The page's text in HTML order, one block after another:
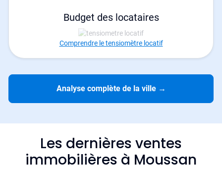
Budget des locataires
Comprendre le tensiomètre locatif
Analyse complète de la ville →
Les dernières ventes
immobilières à Moussan